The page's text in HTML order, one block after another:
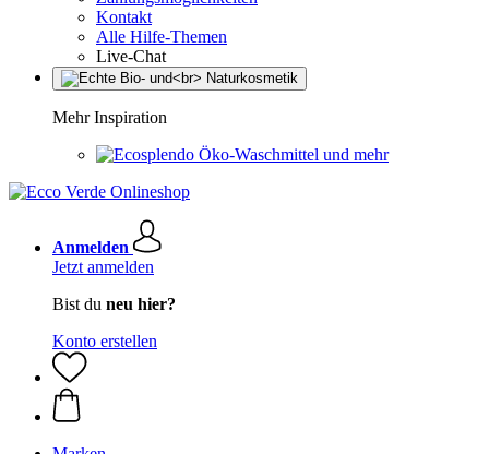
Kontakt
Alle Hilfe-Themen
Live-Chat
Mehr Inspiration
Öko-Waschmittel und mehr
Anmelden
Jetzt anmelden
Bist du neu hier?
Konto erstellen